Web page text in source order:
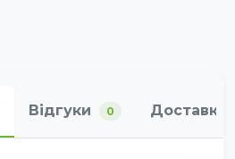
Відгуки 0 Доставка